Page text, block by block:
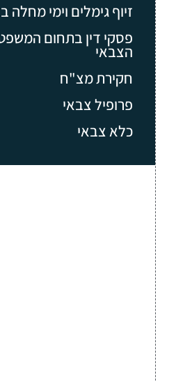
זיוף גימלים וימי מחלה
פסקי דין בתחום
הצבאי
חקירת מצ"ח
פרופיל צבאי
כלא צבאי